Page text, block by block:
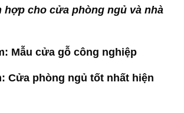
hợp cho cửa phòng ngủ và nhà
Mẫu cửa gỗ công nghiệp
Cửa phòng ngủ tốt nhất hiện